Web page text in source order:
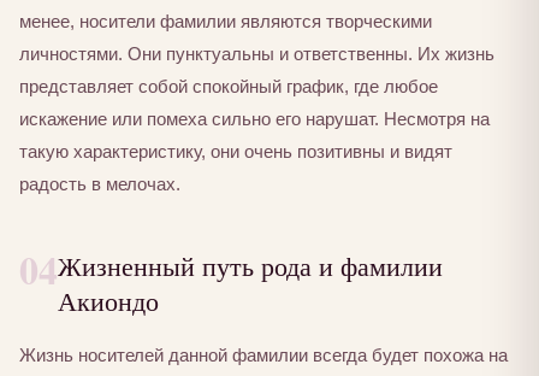
менее, носители фамилии являются творческими
личностями. Они пунктуальны и ответственны. Их жизнь
представляет собой спокойный график, где любое
искажение или помеха сильно его нарушат. Несмотря на
такую характеристику, они очень позитивны и видят
радость в мелочах.
04Жизненный путь рода и фамилии
Акиондо
Жизнь носителей данной фамилии всегда будет похожа на